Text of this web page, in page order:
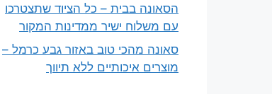
הסאונה בבית – כל הציוד שתצטרכו
עם משלוח ישיר ממדינות המקור
סאונה מהכי טוב באזור גבע כרמל –
מוצרים איכותיים ללא תיווך